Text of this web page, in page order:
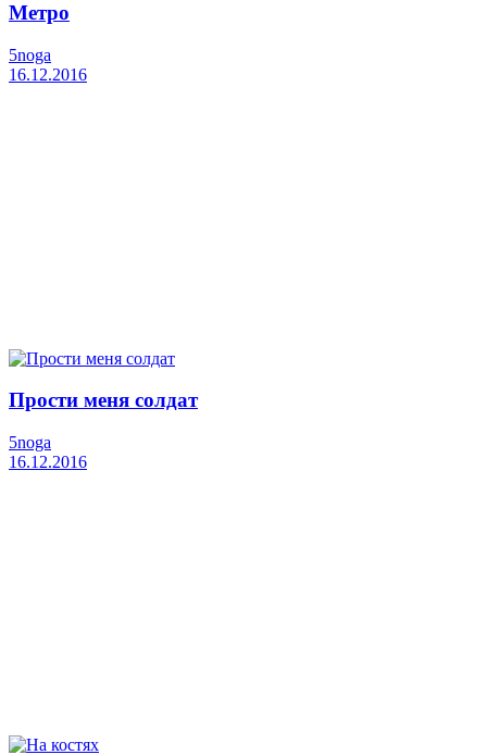
Метро
5noga
16.12.2016
Прости меня солдат
5noga
16.12.2016